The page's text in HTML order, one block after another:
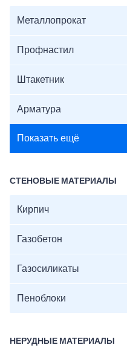
Металлопрокат
Профнастил
Штакетник
Арматура
Показать ещё
СТЕНОВЫЕ МАТЕРИАЛЫ
Кирпич
Газобетон
Газосиликаты
Пеноблоки
НЕРУДНЫЕ МАТЕРИАЛЫ